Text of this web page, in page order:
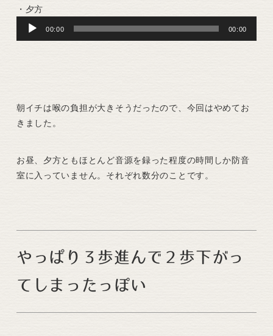
・夕方
Audio
Player
00:00 00:00
朝イチは喉の負担が大きそうだったので、今回はやめてお
きました。
お昼、夕方ともほとんど音源を録った程度の時間しか防音
室に入っていません。それぞれ数分のことです。
やっぱり３歩進んで２歩下がっ
てしまったっぽい